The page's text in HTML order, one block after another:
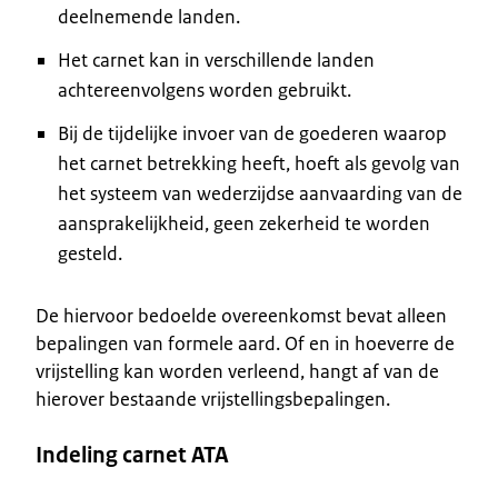
deelnemende landen.
Het carnet kan in verschillende landen
achtereenvolgens worden gebruikt.
Bij de tijdelijke invoer van de goederen waarop
het carnet betrekking heeft, hoeft als gevolg van
het systeem van wederzijdse aanvaarding van de
aansprakelijkheid, geen zekerheid te worden
gesteld.
De hiervoor bedoelde overeenkomst bevat alleen
bepalingen van formele aard. Of en in hoeverre de
vrijstelling kan worden verleend, hangt af van de
hierover bestaande vrijstellingsbepalingen.
Indeling carnet ATA